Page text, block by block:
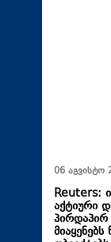
06 აგვისტო
Reuters:
აქტიური